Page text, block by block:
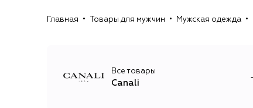
Главная Товары для мужчин Мужская одежда
Все товары
Canali